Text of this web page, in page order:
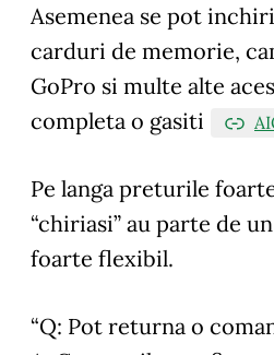
Asemenea se pot
carduri de memorie,
GoPro si multe alte
completa o gasiti
Pe langa preturile
“chiriasi” au parte de
foarte flexibil.
“Q: Pot returna o